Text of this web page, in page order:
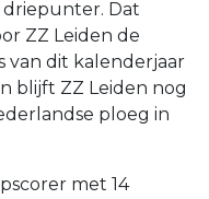
driepunter. Dat
ZZ Leiden de
van dit kalenderjaar
blijft ZZ Leiden nog
ploeg in
met 14